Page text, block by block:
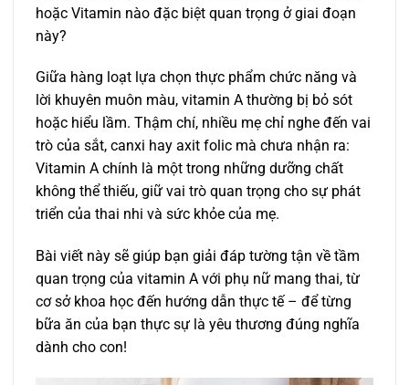
hoặc Vitamin nào đặc biệt quan trọng ở giai đoạn
này?
Giữa hàng loạt lựa chọn thực phẩm chức năng và
lời khuyên muôn màu, vitamin A thường bị bỏ sót
hoặc hiểu lầm. Thậm chí, nhiều mẹ chỉ nghe đến vai
trò của sắt, canxi hay axit folic mà chưa nhận ra:
Vitamin A chính là một trong những dưỡng chất
không thể thiếu, giữ vai trò quan trọng cho sự phát
triển của thai nhi và sức khỏe của mẹ.
Bài viết này sẽ giúp bạn giải đáp tường tận về tầm
quan trọng của vitamin A với phụ nữ mang thai, từ
cơ sở khoa học đến hướng dẫn thực tế – để từng
bữa ăn của bạn thực sự là yêu thương đúng nghĩa
dành cho con!